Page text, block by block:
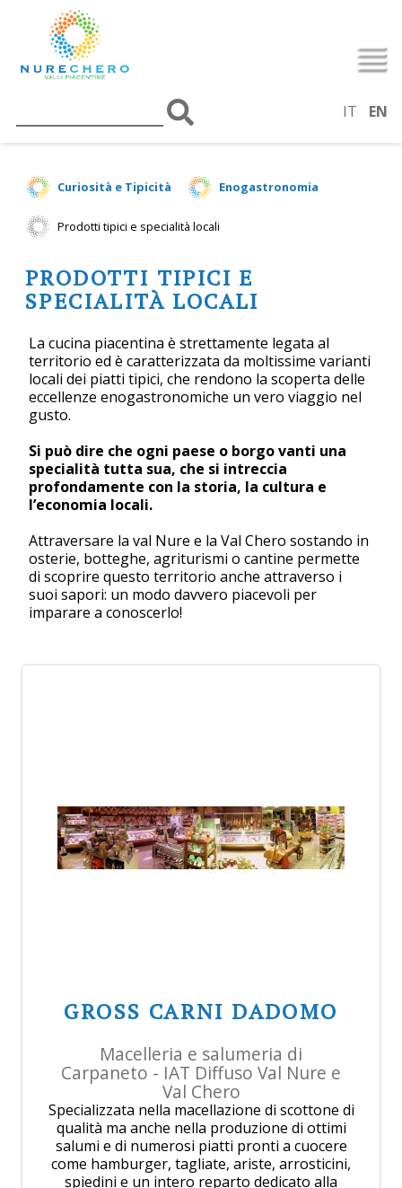
IT EN
Curiosità e Tipicità Enogastronomia
Prodotti tipici e specialità locali
PRODOTTI TIPICI E
SPECIALITÀ LOCALI
La cucina piacentina è strettamente legata al
territorio ed è caratterizzata da moltissime varianti
locali dei piatti tipici, che rendono la scoperta delle
eccellenze enogastronomiche un vero viaggio nel
gusto.
Si può dire che ogni paese o borgo vanti una
specialità tutta sua, che si intreccia
profondamente con la storia, la cultura e
l’economia locali.
Attraversare la val Nure e la Val Chero sostando in
osterie, botteghe, agriturismi o cantine permette
di scoprire questo territorio anche attraverso i
suoi sapori: un modo davvero piacevoli per
imparare a conoscerlo!
GROSS CARNI DADOMO
Macelleria e salumeria di
Carpaneto - IAT Diffuso Val Nure e
Val Chero
Specializzata nella macellazione di scottone di
qualità ma anche nella produzione di ottimi
salumi e di numerosi piatti pronti a cuocere
come hamburger, tagliate, ariste, arrosticini,
spiedini e un intero reparto dedicato alla